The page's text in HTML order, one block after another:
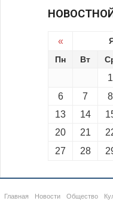
«
Пн Вт
1
6
7 8
13
14
20
21
27
28
Главная Новости Общество